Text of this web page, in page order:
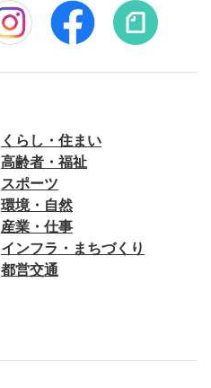
くらし・住まい
高齢者・福祉
スポーツ
環境・自然
産業・仕事
インフラ・まちづくり
都営交通